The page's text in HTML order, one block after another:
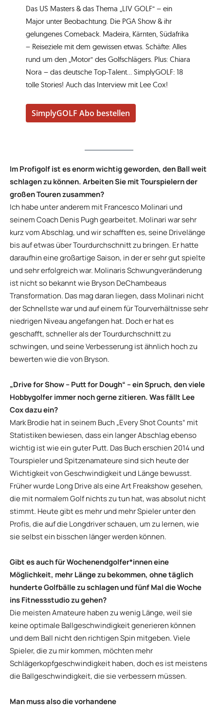
Das US Masters & das Thema „LIV GOLF“ – ein
Major unter Beobachtung. Die PGA Show & ihr
gelungenes Comeback. Madeira, Kärnten, Südafrika
– Reiseziele mit dem gewissen etwas. Schäfte: Alles
rund um den „Motor“ des Golfschlägers. Plus: Chiara
Nora – das deutsche Top-Talent… SimplyGOLF: 18
tolle Stories! Auch das Interview mit Lee Cox!
SimplyGOLF Abo bestellen
Im Profigolf ist es enorm wichtig geworden, den Ball weit
schlagen zu können. Arbeiten Sie mit Tourspielern der
großen Touren zusammen?
Ich habe unter anderem mit Francesco Molinari und
seinem Coach Denis Pugh gearbeitet. Molinari war sehr
kurz vom Abschlag, und wir schafften es, seine Drivelänge
bis auf etwas über Tourdurchschnitt zu bringen. Er hatte
daraufhin eine großartige Saison, in der er sehr gut spielte
und sehr erfolgreich war. Molinaris Schwungveränderung
ist nicht so bekannt wie Bryson DeChambeaus
Transformation. Das mag daran liegen, dass Molinari nicht
der Schnellste war und auf einem für Tourverhältnisse sehr
niedrigen Niveau angefangen hat. Doch er hat es
geschafft, schneller als der Tourdurchschnitt zu
schwingen, und seine Verbesserung ist ähnlich hoch zu
bewerten wie die von Bryson.
„Drive for Show – Putt for Dough“ – ein Spruch, den viele
Hobbygolfer immer noch gerne zitieren. Was fällt Lee
Cox dazu ein?
Mark Brodie hat in seinem Buch „Every Shot Counts“ mit
Statistiken bewiesen, dass ein langer Abschlag ebenso
wichtig ist wie ein guter Putt. Das Buch erschien 2014 und
Tourspieler und Spitzenamateure sind sich heute der
Wichtigkeit von Geschwindigkeit und Länge bewusst.
Früher wurde Long Drive als eine Art Freakshow gesehen,
die mit normalem Golf nichts zu tun hat, was absolut nicht
stimmt. Heute gibt es mehr und mehr Spieler unter den
Profis, die auf die Longdriver schauen, um zu lernen, wie
sie selbst ein bisschen länger werden können.
Gibt es auch für Wochenendgolfer*innen eine
Möglichkeit, mehr Länge zu bekommen, ohne täglich
hunderte Golfbälle zu schlagen und fünf Mal die Woche
ins Fitnessstudio zu gehen?
Die meisten Amateure haben zu wenig Länge, weil sie
keine optimale Ballgeschwindigkeit generieren können
und dem Ball nicht den richtigen Spin mitgeben. Viele
Spieler, die zu mir kommen, möchten mehr
Schlägerkopfgeschwindigkeit haben, doch es ist meistens
die Ballgeschwindigkeit, die sie verbessern müssen.
Man muss also die vorhandene